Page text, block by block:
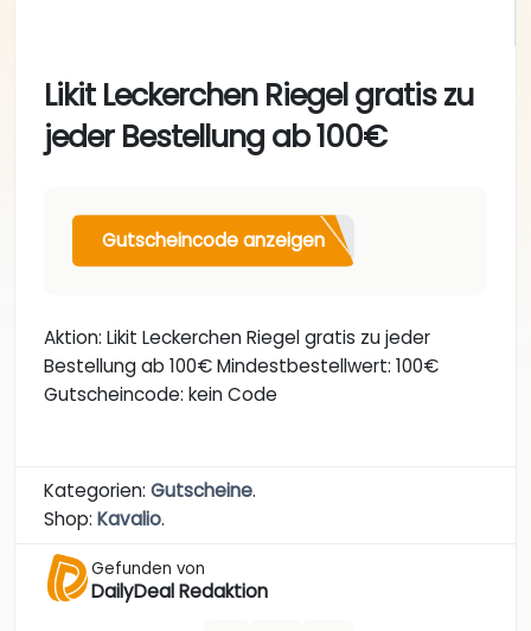
Likit Leckerchen Riegel gratis zu
jeder Bestellung ab 100€
Gutscheincode anzeigen
Aktion: Likit Leckerchen Riegel gratis zu jeder
Bestellung ab 100€ Mindestbestellwert: 100€
Gutscheincode: kein Code
Kategorien: Gutscheine.
Shop: Kavalio.
Gefunden von
DailyDeal Redaktion